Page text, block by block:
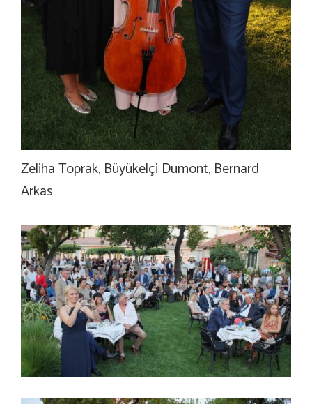
Zeliha Toprak, Büyükelçi Dumont, Bernard
Arkas